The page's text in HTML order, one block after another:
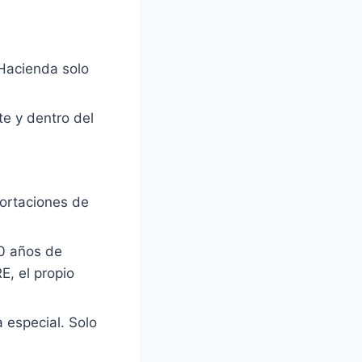
solo
y dentro del
de
años de
el propio
especial. Solo